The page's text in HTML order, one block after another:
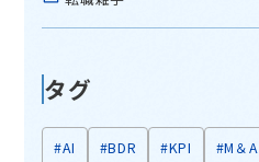
タグ
#AI #BDR #KPI #M＆A